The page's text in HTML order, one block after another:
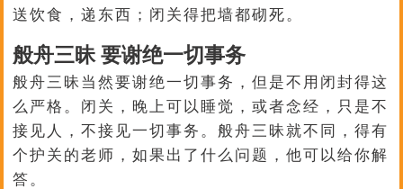
送饮食，递东西；闭关得把墙都砌死。
般舟三昧 要谢绝一切事务
般舟三昧当然要谢绝一切事务，但是不用闭封得这
么严格。闭关，晚上可以睡觉，或者念经，只是不
接见人，不接见一切事务。般舟三昧就不同，得有
个护关的老师，如果出了什么问题，他可以给你解
答。